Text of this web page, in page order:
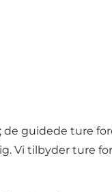
guidede ture
Vi tilbyder ture